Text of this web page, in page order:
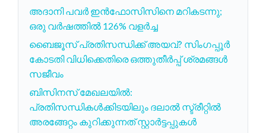
അദാനി പവർ ഇൻഫോസിസിനെ മറികടന്നു;
ഒരു വർഷത്തിൽ 126% വളർച്ച
ബൈജൂസ് പ്രതിസന്ധിക്ക് അയവ്? സിംഗപ്പൂർ
കോടതി വിധിക്കെതിരെ ഒത്തുതീർപ്പ് ശ്രമങ്ങൾ
സജീവം
ബിസിനസ് മേഖലയിൽ:
പ്രതിസന്ധികൾക്കിടയിലും ദലാൽ സ്ട്രീറ്റിൽ
അരങ്ങേറ്റം കുറിക്കുന്നത് സ്റ്റാർട്ടപ്പുകൾ